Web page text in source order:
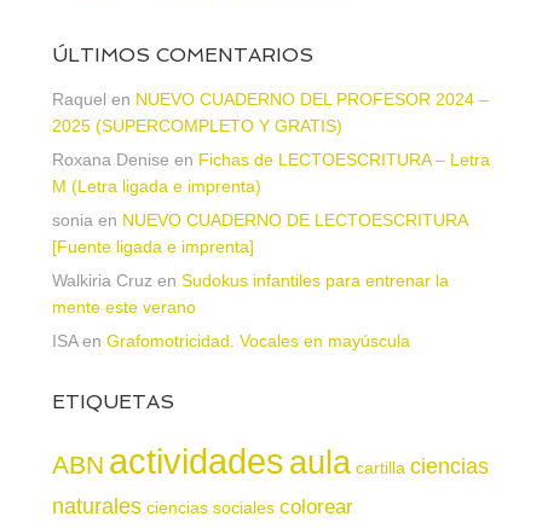
ÚLTIMOS COMENTARIOS
Raquel en NUEVO CUADERNO DEL PROFESOR 2024 –
2025 (SUPERCOMPLETO Y GRATIS)
Roxana Denise en Fichas de LECTOESCRITURA – Letra
M (Letra ligada e imprenta)
sonia en NUEVO CUADERNO DE LECTOESCRITURA
[Fuente ligada e imprenta]
Walkiria Cruz en Sudokus infantiles para entrenar la
mente este verano
ISAen Grafomotricidad. Vocales en mayúscula
ETIQUETAS
ABN actividadesaula cartilla ciencias
naturales ciencias sociales colorear